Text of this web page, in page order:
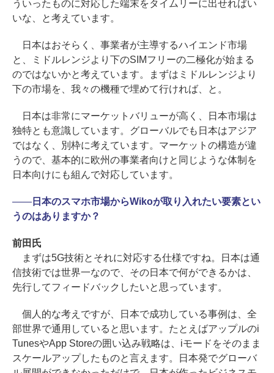
ういったものに対応した端末をタイムリーに出せればい
いな、と考えています。
日本はおそらく、事業者が主導するハイエンド市場
と、ミドルレンジより下のSIMフリーの二極化が始まる
のではないかと考えています。まずはミドルレンジより
下の市場を、我々の機種で埋めて行ければ、と。
日本は非常にマーケットバリューが高く、日本市場は
独特とも意識しています。グローバルでも日本はアジア
ではなく、別枠に考えています。マーケットの構造が違
うので、基本的に欧州の事業者向けと同じような体制を
日本向けにも組んで対応しています。
――日本のスマホ市場からWikoが取り入れたい要素とい
うのはありますか？
前田氏
まずは5G技術とそれに対応する仕様ですね。日本は通
信技術では世界一なので、その日本で何ができるかは、
先行してフィードバックしたいと思っています。
個人的な考えですが、日本で成功している事例は、全
部世界で通用していると思います。たとえばアップルのi
TunesやApp Storeの囲い込み戦略は、iモードをそのまま
スケールアップしたものと言えます。日本発でグローバ